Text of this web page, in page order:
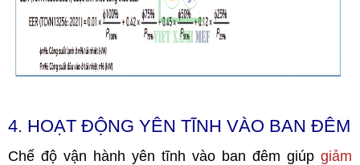
4. HOẠT ĐỘNG YÊN TĨNH VÀO BAN ĐÊM
Chế độ vận hành yên tĩnh vào ban đêm giúp giảm